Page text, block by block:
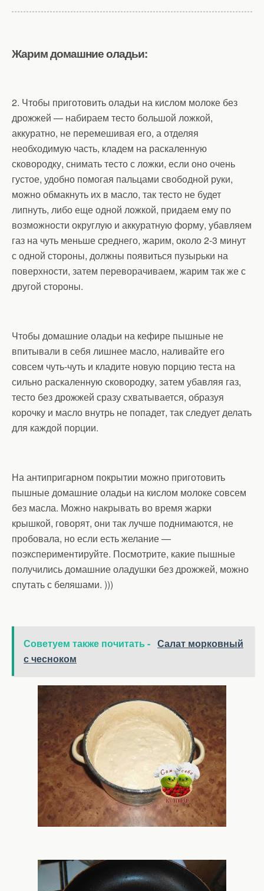
Жарим домашние оладьи:
2. Чтобы приготовить оладьи на кислом молоке без
дрожжей — набираем тесто большой ложкой,
аккуратно, не перемешивая его, а отделяя
необходимую часть, кладем на раскаленную
сковородку, снимать тесто с ложки, если оно очень
густое, удобно помогая пальцами свободной руки,
можно обмакнуть их в масло, так тесто не будет
липнуть, либо еще одной ложкой, придаем ему по
возможности округлую и аккуратную форму, убавляем
газ на чуть меньше среднего, жарим, около 2-3 минут
с одной стороны, должны появиться пузырьки на
поверхности, затем переворачиваем, жарим так же с
другой стороны.
Чтобы домашние оладьи на кефире пышные не
впитывали в себя лишнее масло, наливайте его
совсем чуть-чуть и кладите новую порцию теста на
сильно раскаленную сковородку, затем убавляя газ,
тесто без дрожжей сразу схватывается, образуя
корочку и масло внутрь не попадет, так следует делать
для каждой порции.
На антипригарном покрытии можно приготовить
пышные домашние оладьи на кислом молоке совсем
без масла. Можно накрывать во время жарки
крышкой, говорят, они так лучше поднимаются, не
пробовала, но если есть желание —
поэкспериментируйте. Посмотрите, какие пышные
получились домашние оладушки без дрожжей, можно
спутать с беляшами. )))
Советуем также почитать - Салат морковный
с чесноком